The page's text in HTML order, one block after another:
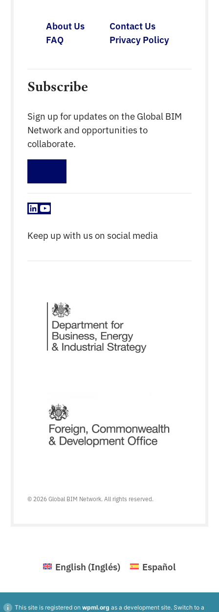
About Us
Contact Us
FAQ
Privacy Policy
Subscribe
Sign up for updates on the Global BIM
Network and opportunities to
collaborate.
LinkedIn
YouTube
Keep up with us on social media
© 2026 Global BIM Network. All rights reserved.
English (Inglés) Español
This site is registered on wpml.org as a development site. Switch to a